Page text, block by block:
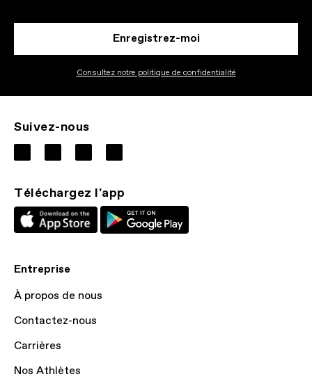
Enregistrez-moi
Consultez notre politique de confidentialité
Suivez-nous
Téléchargez l'app
Entreprise
À propos de nous
Contactez-nous
Carrières
Nos Athlètes